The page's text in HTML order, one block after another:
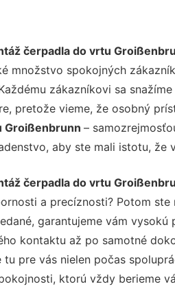
čerpadla do vrtu
množstvo spokojných
zákazníkovi sa
pretože vieme, že osobný
Groißenbrunn –
aby ste mali istotu, že
čerpadla do vrtu
a precíznosti? Potom ste
garantujeme vám
kontaktu až po samotné
tu pre vás nielen počas
ktorú vždy berieme